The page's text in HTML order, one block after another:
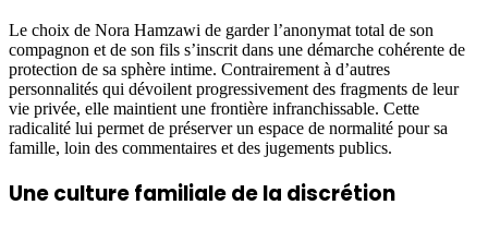
Le choix de Nora Hamzawi de garder l’anonymat total de son
compagnon et de son fils s’inscrit dans une démarche cohérente de
protection de sa sphère intime. Contrairement à d’autres
personnalités qui dévoilent progressivement des fragments de leur
vie privée, elle maintient une frontière infranchissable. Cette
radicalité lui permet de préserver un espace de normalité pour sa
famille, loin des commentaires et des jugements publics.
Une culture familiale de la discrétion